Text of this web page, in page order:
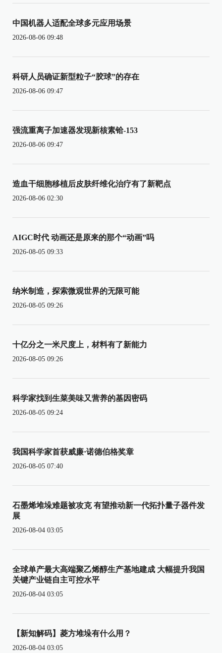
中国机器人适配全球多元应用场景
2026-08-06 09:48
科研人员确证新型粒子“胶球”的存在
2026-08-06 09:47
强流重离子加速器发现新核素铪-153
2026-08-06 09:47
造血干细胞移植后皮肤纤维化治疗有了新靶点
2026-08-06 02:30
AIGC时代 动画还是原来的那个“动画”吗
2026-08-05 09:33
纳米制造，探索微观世界的无限可能
2026-08-05 09:26
十亿分之一米尺度上，材料有了新能力
2026-08-05 09:26
科学家找到生菜美味又营养的基因密码
2026-08-05 09:24
我国科学家首获威廉·诺德伯格奖章
2026-08-05 07:40
石墨烯堆垛难题被攻克 有望推动新一代拓扑量子器件发
展
2026-08-04 03:05
全球单产最大高端聚乙烯醇生产基地建成 大幅提升我国
关键产业链自主可控水平
2026-08-04 03:05
【新知解码】菱方堆垛有什么用？
2026-08-04 03:05